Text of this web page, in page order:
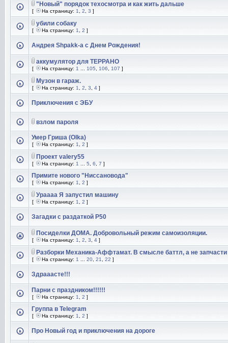
"Новый" порядок техосмотра и как жить дальше
[ На страницу: 1 2 3 ]
убили собаку
[ На страницу: 1 2 ]
Андрея Shpakk-а с Днем Рождения!
аккумулятор для ТЕРРАНО
[ На страницу: 1 105 106 107 ]
Музон в гараж.
[ На страницу: 1 2 3 4 ]
Приключения с ЭБУ
взлом пароля
Умер Гриша (Olka)
[ На страницу: 1 2 ]
Проект valery55
[ На страницу: 1 5 6 7 ]
Примите нового "Ниссановода"
[ На страницу: 1 2 ]
Ураааа Я запустил машину
[ На страницу: 1 2 ]
Загадки с раздаткой Р50
Посиделки ДОМА. Добровольный режим самоизоляции.
[ На страницу: 1 2 3 4 ]
Разборки Механика-Аффтамат. В смысле баттл, а не запчасти
[ На страницу: 1 20 21 22 ]
Здрааасте!!!
Парни с праздником!!!!!!
[ На страницу: 1 2 ]
Группа в Telegram
[ На страницу: 1 2 ]
Про Новый год и приключения на дороге